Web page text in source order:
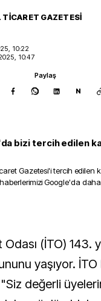
TICARET GAZETESI
10:22
10:47
Paylaş
N
bizi tercih edilen
Gazetesi'i tercih edilen
Google'da daha
yaşıyor. İTO
değerli